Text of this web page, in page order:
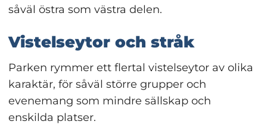
såväl östra som västra delen.
Vistelseytor och stråk
Parken rymmer ett flertal vistelseytor av olika
karaktär, för såväl större grupper och
evenemang som mindre sällskap och
enskilda platser.